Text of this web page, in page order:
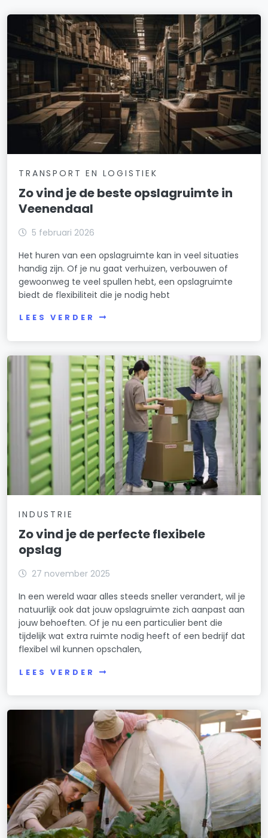
TRANSPORT EN LOGISTIEK
Zo vind je de beste opslagruimte in
Veenendaal
5 februari 2026
Het huren van een opslagruimte kan in veel situaties
handig zijn. Of je nu gaat verhuizen, verbouwen of
gewoonweg te veel spullen hebt, een opslagruimte
biedt de flexibiliteit die je nodig hebt
LEES VERDER
INDUSTRIE
Zo vind je de perfecte flexibele
opslag
27 november 2025
In een wereld waar alles steeds sneller verandert, wil je
natuurlijk ook dat jouw opslagruimte zich aanpast aan
jouw behoeften. Of je nu een particulier bent die
tijdelijk wat extra ruimte nodig heeft of een bedrijf dat
flexibel wil kunnen opschalen,
LEES VERDER